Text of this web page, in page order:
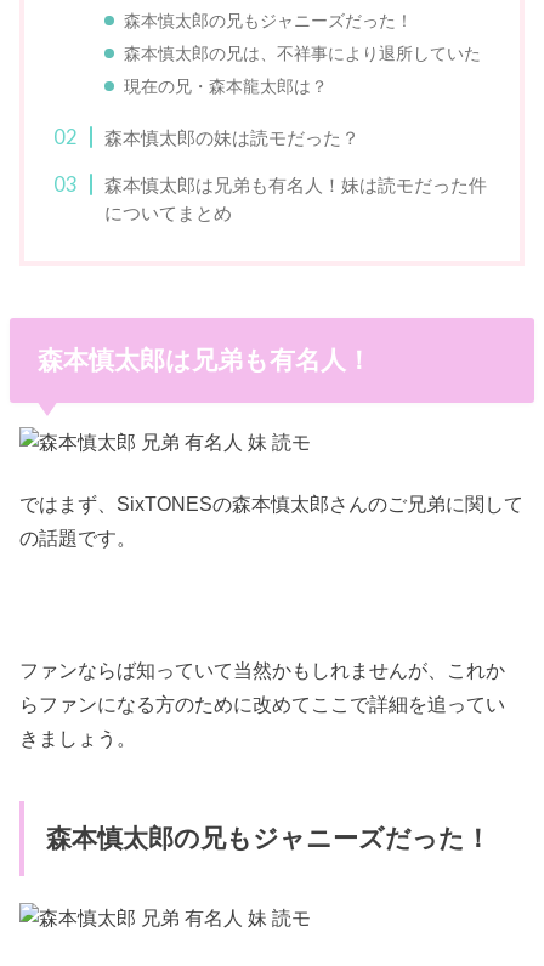
森本慎太郎の兄もジャニーズだった！
森本慎太郎の兄は、不祥事により退所していた
現在の兄・森本龍太郎は？
森本慎太郎の妹は読モだった？
森本慎太郎は兄弟も有名人！妹は読モだった件
についてまとめ
森本慎太郎は兄弟も有名人！
ではまず、SixTONESの森本慎太郎さんのご兄弟に関して
の話題です。
ファンならば知っていて当然かもしれませんが、これか
らファンになる方のために改めてここで詳細を追ってい
きましょう。
森本慎太郎の兄もジャニーズだった！